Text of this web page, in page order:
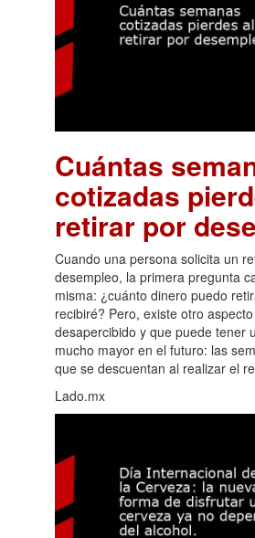
Cuántas
cotizadas
retirar por
Cuando una persona solicita un
desempleo, la primera pregunta
misma: ¿cuánto dinero puedo
recibiré? Pero, existe otro
desapercibido y que puede tener
mucho mayor en el futuro: las
que se descuentan al realizar el
Lado.mx